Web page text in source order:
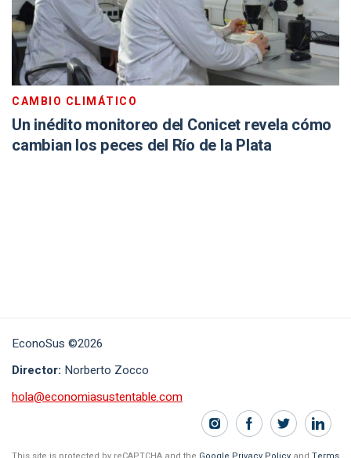
CAMBIO CLIMÁTICO
Un inédito monitoreo del Conicet revela cómo
cambian los peces del Río de la Plata
EconoSus ©2026
Director: Norberto Zocco
hola@economiasustentable.com